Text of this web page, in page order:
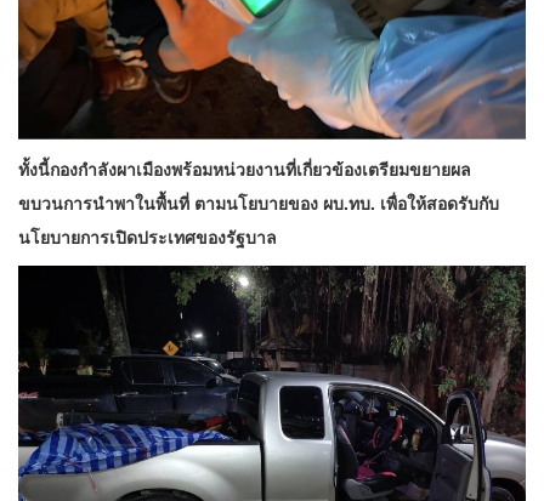
ทั้งนี้กองกำลังผาเมืองพร้อมหน่วยงานที่เกี่ยวข้องเตรียมขยายผล
ขบวนการนำพาในพื้นที่ ตามนโยบายของ ผบ.ทบ. เพื่อให้สอดรับกับ
นโยบายการเปิดประเทศของรัฐบาล